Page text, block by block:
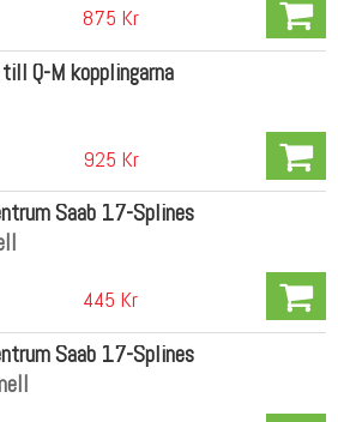
875 Kr
Q-M kopplingarna
925 Kr
Saab 17-Splines
445 Kr
Saab 17-Splines